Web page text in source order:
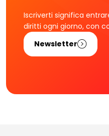
Iscriverti significa
diritti ogni giorno, con
Newsletter